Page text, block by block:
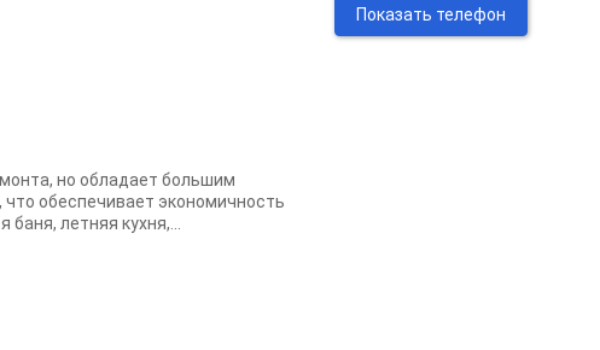
но обладает большим
обеспечивает экономичность
летняя кухня,...
Показать телефон